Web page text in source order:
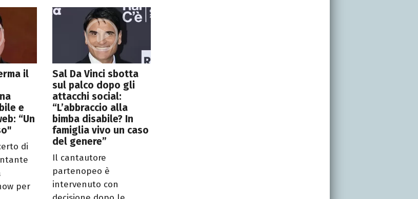
il
e
“Un
di
per
Sal Da Vinci sbotta
sul palco dopo gli
attacchi social:
“L’abbraccio alla
bimba disabile? In
famiglia vivo un caso
del genere”
Il cantautore
partenopeo è
intervenuto con